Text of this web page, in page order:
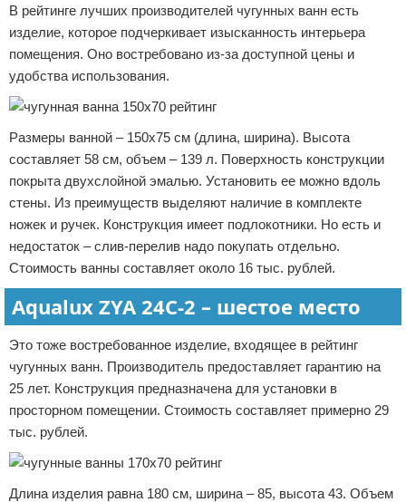
В рейтинге лучших производителей чугунных ванн есть
изделие, которое подчеркивает изысканность интерьера
помещения. Оно востребовано из-за доступной цены и
удобства использования.
Размеры ванной – 150х75 см (длина, ширина). Высота
составляет 58 см, объем – 139 л. Поверхность конструкции
покрыта двухслойной эмалью. Установить ее можно вдоль
стены. Из преимуществ выделяют наличие в комплекте
ножек и ручек. Конструкция имеет подлокотники. Но есть и
недостаток – слив-перелив надо покупать отдельно.
Стоимость ванны составляет около 16 тыс. рублей.
Aqualux ZYA 24C-2 – шестое место
Это тоже востребованное изделие, входящее в рейтинг
чугунных ванн. Производитель предоставляет гарантию на
25 лет. Конструкция предназначена для установки в
просторном помещении. Стоимость составляет примерно 29
тыс. рублей.
Длина изделия равна 180 см, ширина – 85, высота 43. Объем